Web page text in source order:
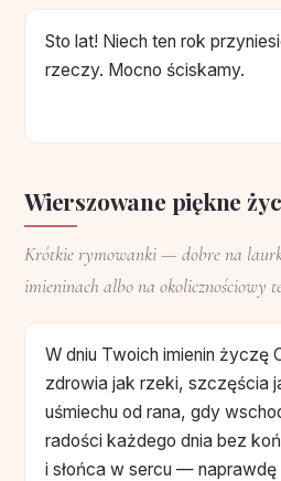
Sto lat! Niech ten rok
rzeczy. Mocno ściskamy.
Wierszowane piękne
Krótkie rymowanki — dobre na
imieninach albo na okolicznościowy
W dniu Twoich imienin życzę
zdrowia jak rzeki, szczęścia
uśmiechu od rana, gdy
radości każdego dnia bez
i słońca w sercu — naprawdę